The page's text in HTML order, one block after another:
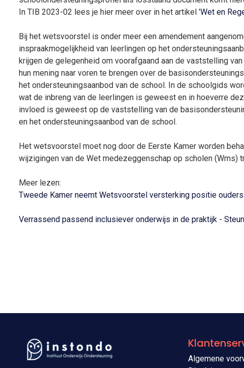
In TIB 2023-02 lees je hier meer over in het artikel 'Wet en
Bij het wetsvoorstel is onder meer een amendement
inspraakmogelijkheid van leerlingen op het
krijgen de gelegenheid om voorafgaand aan de vaststelling
hun mening naar voren te brengen over de
het ondersteuningsaanbod van de school. In de schoolgids
wat de inbreng van de leerlingen is geweest en in hoeverre
invloed is geweest op de vaststelling van de
en het ondersteuningsaanbod van de school.
Het wetsvoorstel moet nog door de Eerste Kamer worden
wijzigingen van de Wet medezeggenschap op scholen (Wms)
Meer lezen:
Tweede Kamer neemt Wetsvoorstel versterking positie
Verrassend passend inclusiever onderwijs in de praktijk -
Algemene